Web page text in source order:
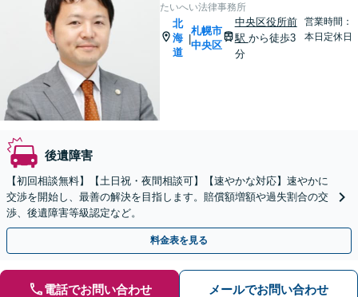
たいへい法律事務所
北
海
道
|
札幌市
中央区
中央区役所前
駅 から徒歩3
分
営業時間：
本日定休日
後遺障害
【初回相談無料】【土日祝・夜間相談可】【速やかな対応】速やかに
交渉を開始し、最善の解決を目指します。賠償額増額や過失割合の交
渉、後遺障害等級認定など。
料金表を見る
電話でお問い合わせ メールでお問い合わせ